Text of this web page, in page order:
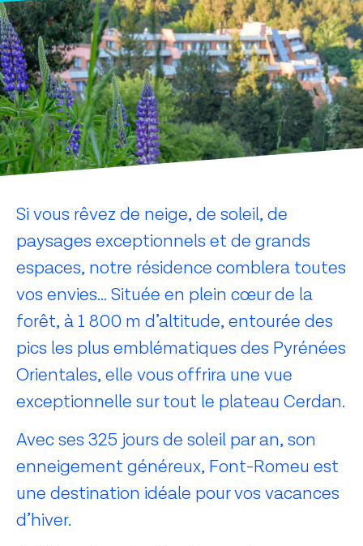
Restaurants
Crèches
Si vous rêvez de neige, de soleil, de
paysages exceptionnels et de grands
espaces, notre résidence comblera toutes
vos envies… Située en plein cœur de la
forêt, à 1 800 m d’altitude, entourée des
pics les plus emblématiques des Pyrénées
Orientales, elle vous offrira une vue
exceptionnelle sur tout le plateau Cerdan.
Avec ses 325 jours de soleil par an, son
enneigement généreux, Font-Romeu est
une destination idéale pour vos vacances
d’hiver.